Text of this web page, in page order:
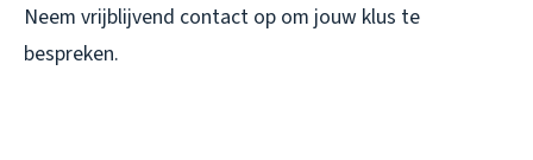
Neem vrijblijvend contact op om jouw klus te
bespreken.